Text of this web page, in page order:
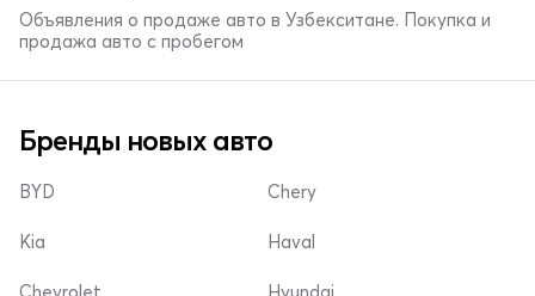
Объявления о продаже авто в Узбекситане. Покупка и
продажа авто с пробегом
Бренды новых авто
BYD
Kia
Chery
Haval